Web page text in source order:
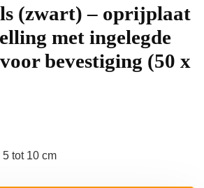
(zwart) – oprijplaat
met ingelegde
bevestiging (50 x
tot 10 cm